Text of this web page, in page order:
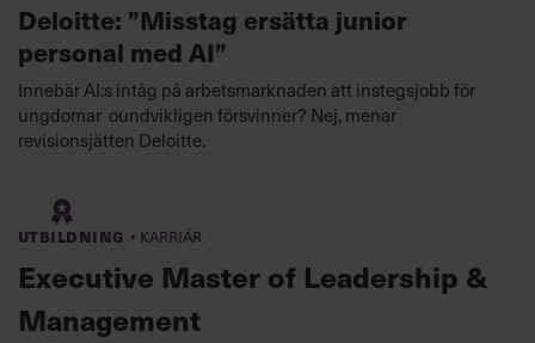
Deloitte: ”Misstag ersätta junior
personal med AI”
Innebär AI:s intåg på arbetsmarknaden att instegsjobb för
ungdomar oundvikligen försvinner? Nej, menar
revisionsjätten Deloitte.
Utbildning · Karriär
Executive Master of Leadership &
Management